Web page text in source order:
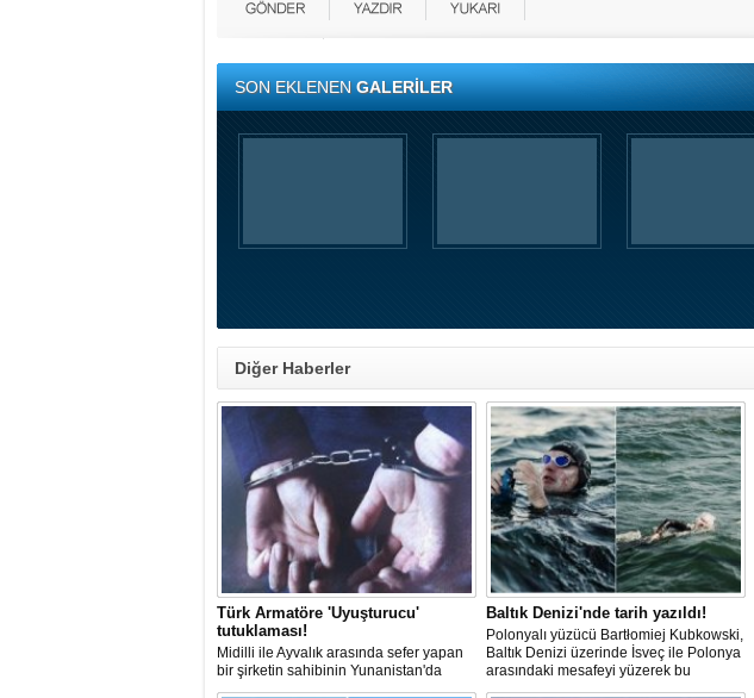
SON EKLENENGALERİLER
Diğer Haberler
Türk Armatöre 'Uyuşturucu'
tutuklaması!
Midilli ile Ayvalık arasında sefer yapan
bir şirketin sahibinin Yunanistan'da
tutuklandığı bildirildi.
Baltık Denizi'nde tarih yazıldı!
Polonyalı yüzücü Bartłomiej Kubkowski,
Baltık Denizi üzerinde İsveç ile Polonya
arasındaki mesafeyi yüzerek bu
başarının ilk örneği olarak tarihe geçti.